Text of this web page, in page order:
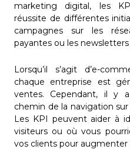
marketing digital, les
réussite de différentes
campagnes sur les
payantes ou les newsletters
Lorsqu’il s’agit d’e-
chaque entreprise est
ventes. Cependant, il y
chemin de la navigation sur
Les KPI peuvent aider à
visiteurs ou où vous
vos clients pour augmenter